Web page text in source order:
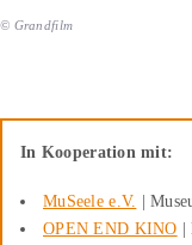
© Grandfilm
In Kooperation mit:
MuSeele e.V.
|
OPEN END KINO